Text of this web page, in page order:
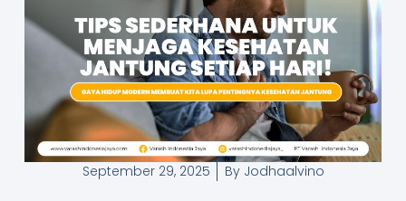
September 29, 2025 ByJodhaalvino